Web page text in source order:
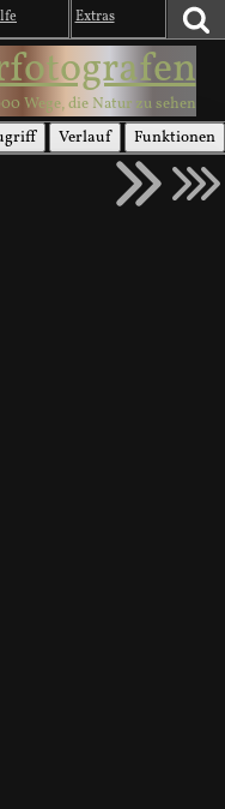
Extras
Wege, die Natur zu sehen
Verlauf Funktionen